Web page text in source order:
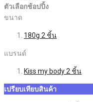
ตัวเลือกช้อปปิ้ง
ขนาด
180g 2 ชิ้น
แบรนด์
Kiss my body2 ชิ้น
เปรียบเทียบสินค้า